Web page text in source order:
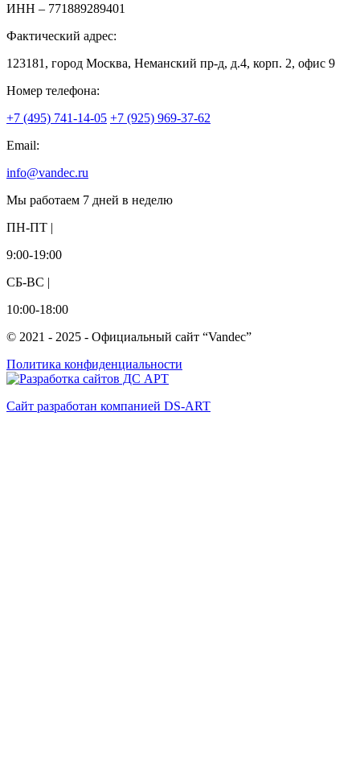
ИНН – 771889289401
Фактический адрес:
123181, город Москва, Неманский пр-д, д.4, корп. 2, офис 9
Номер телефона:
+7 (495) 741-14-05 +7 (925) 969-37-62
Email:
info@vandec.ru
Мы работаем 7 дней в неделю
ПН-ПТ |
9:00-19:00
СБ-ВС |
10:00-18:00
© 2021 - 2025 - Официальный сайт “Vandec”
Политика конфиденциальности
Сайт разработан компанией DS-ART